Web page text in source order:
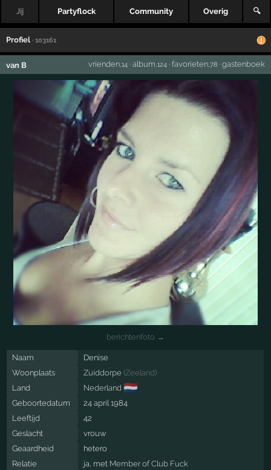
Jij Partyflock Community Overig 🔍
Profiel · 103161
van B vrienden,14· album ,124· favorieten,78· gastenboek
berichtenfoto →
Naam
Denise
Woonplaats
Zuiddorpe (Zeeland)
Land
Nederland 🇳🇱
Geboortedatum
24 april 1984
Leeftijd
42
Geslacht
vrouw
Geaardheid
hetero
Relatie
ja, met Member of Club Fuck